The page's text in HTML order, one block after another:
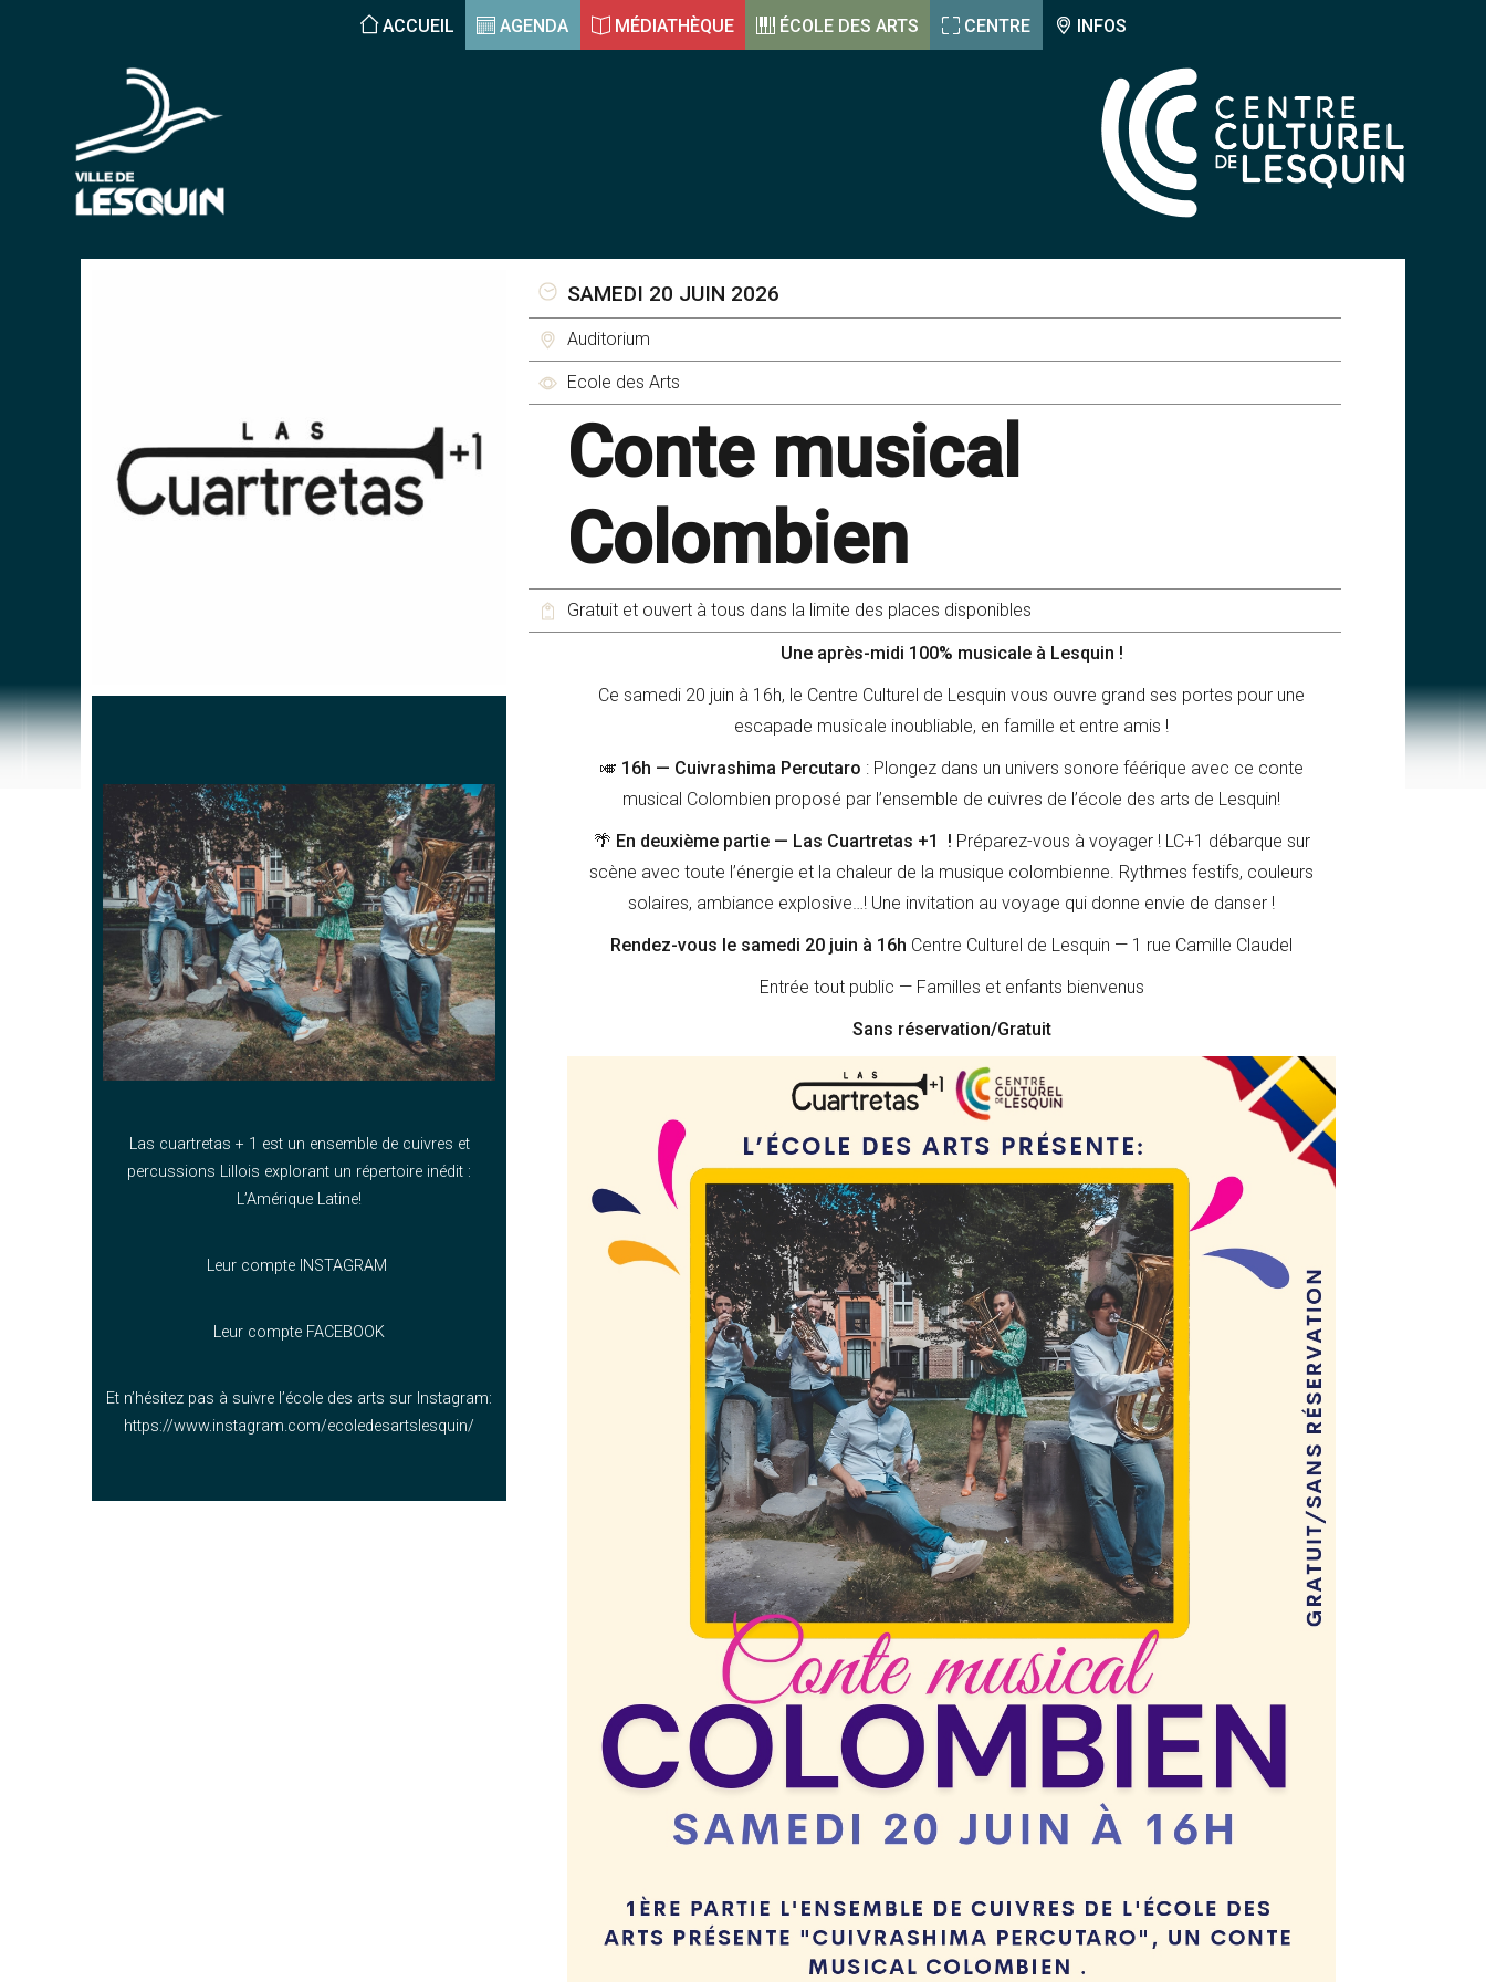
ACCUEIL AGENDA MÉDIATHÈQUE ÉCOLE DES ARTS CENTRE INFOS
Las cuartretas + 1 est un ensemble de cuivres et
percussions Lillois explorant un répertoire inédit :
L’Amérique Latine!
Leur compte INSTAGRAM
Leur compte FACEBOOK
Et n’hésitez pas à suivre l’école des arts sur Instagram:
https://www.instagram.com/ecoledesartslesquin/
SAMEDI 20 JUIN 2026
Auditorium
Ecole des Arts
Conte musical
Colombien
Gratuit et ouvert à tous dans la limite des places disponibles
Une après-midi 100% musicale à Lesquin !
Ce samedi 20 juin à 16h, le Centre Culturel de Lesquin vous ouvre grand ses portes pour une
escapade musicale inoubliable, en famille et entre amis !
🎺 16h — Cuivrashima Percutaro : Plongez dans un univers sonore féérique avec ce conte
musical Colombien proposé par l’ensemble de cuivres de l’école des arts de Lesquin!
🌴 En deuxième partie — Las Cuartretas +1 ! Préparez-vous à voyager ! LC+1 débarque sur
scène avec toute l’énergie et la chaleur de la musique colombienne. Rythmes festifs, couleurs
solaires, ambiance explosive…! Une invitation au voyage qui donne envie de danser !
Rendez-vous le samedi 20 juin à 16h Centre Culturel de Lesquin — 1 rue Camille Claudel
Entrée tout public — Familles et enfants bienvenus
Sans réservation/Gratuit